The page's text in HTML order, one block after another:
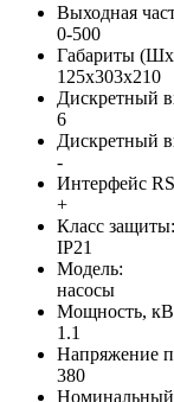
Выходная
0-500
Габариты
125х303х210
Дискретный
6
Дискретный
-
Интерфейс
+
Класс защиты:
IP21
Модель:
насосы
Мощность,
1.1
Напряжение
380